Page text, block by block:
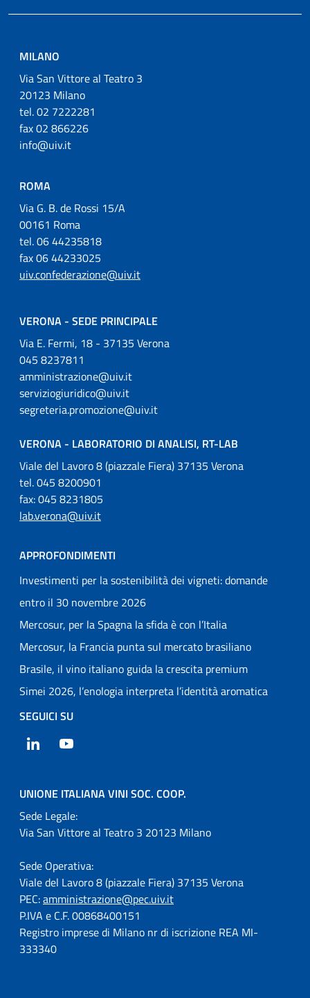
MILANO
Via San Vittore al Teatro 3
20123 Milano
tel. 02 7222281
fax 02 866226
info@uiv.it
ROMA
Via G. B. de Rossi 15/A
00161 Roma
tel. 06 44235818
fax 06 44233025
uiv.confederazione@uiv.it
VERONA - SEDE PRINCIPALE
Via E. Fermi, 18 - 37135 Verona
045 8237811
amministrazione@uiv.it
serviziogiuridico@uiv.it
segreteria.promozione@uiv.it
VERONA - LABORATORIO DI ANALISI, RT-LAB
Viale del Lavoro 8 (piazzale Fiera) 37135 Verona
tel. 045 8200901
fax: 045 8231805
lab.verona@uiv.it
APPROFONDIMENTI
Investimenti per la sostenibilità dei vigneti: domande
entro il 30 novembre 2026
Mercosur, per la Spagna la sfida è con l’Italia
Mercosur, la Francia punta sul mercato brasiliano
Brasile, il vino italiano guida la crescita premium
Simei 2026, l’enologia interpreta l’identità aromatica
SEGUICI SU
LinkedIn
UNIONE ITALIANA VINI SOC. COOP.
Sede Legale:
Via San Vittore al Teatro 3 20123 Milano
Sede Operativa:
Viale del Lavoro 8 (piazzale Fiera) 37135 Verona
PEC:amministrazione@pec.uiv.it
P.IVA e C.F. 00868400151
Registro imprese di Milano nr di iscrizione REA MI-
333340